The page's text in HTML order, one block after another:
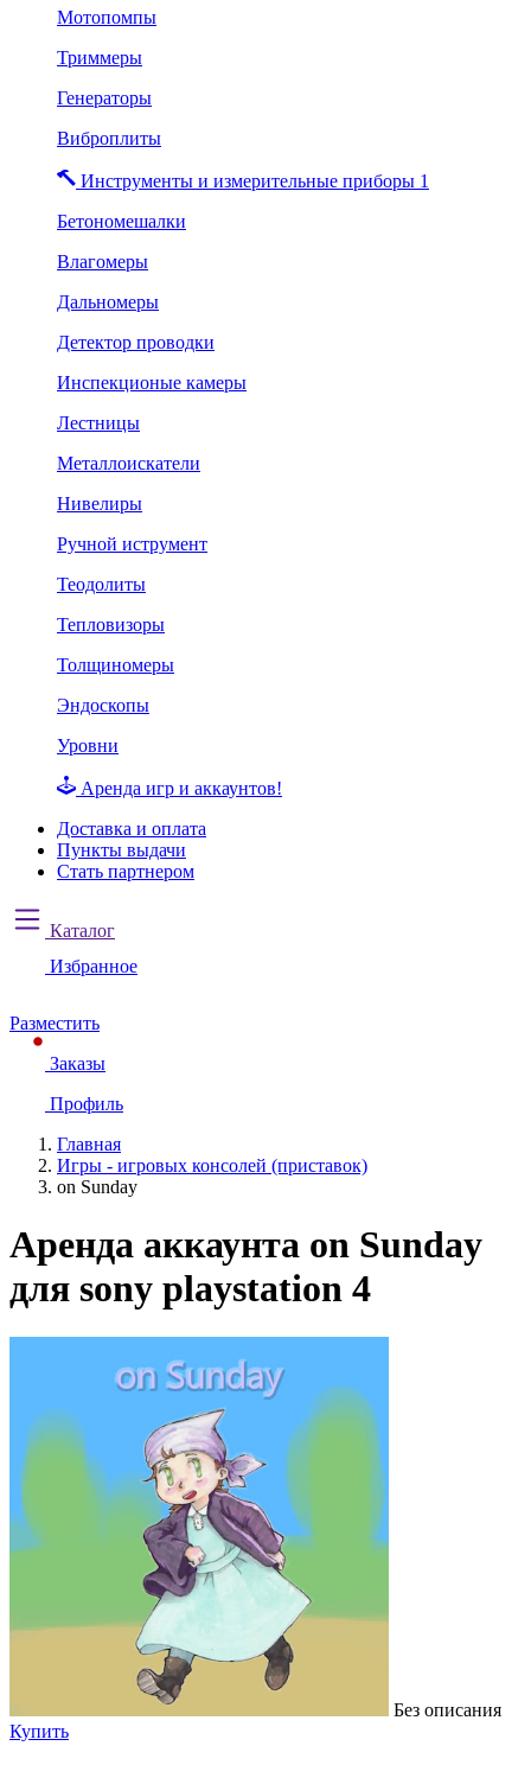
Мотопомпы
Триммеры
Генераторы
Виброплиты
Инструменты и измерительные приборы 1
Бетономешалки
Влагомеры
Дальномеры
Детектор проводки
Инспекционые камеры
Лестницы
Металлоискатели
Нивелиры
Ручной иструмент
Теодолиты
Тепловизоры
Толщиномеры
Эндоскопы
Уровни
Аренда игр и аккаунтов!
Доставка и оплата
Пункты выдачи
Стать партнером
Каталог
Избранное
Разместить
Заказы
Профиль
Главная
Игры - игровых консолей (приставок)
on Sunday
Аренда аккаунта on Sunday
для sony playstation 4
Без описания
Купить